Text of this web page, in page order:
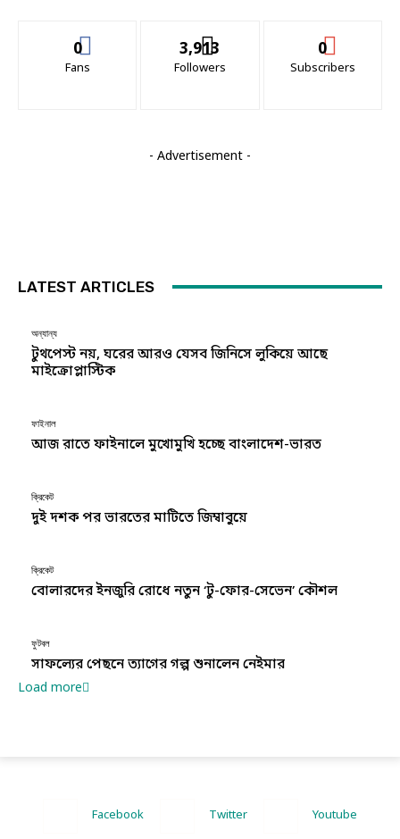
0
Fans
3,913
Followers
0
Subscribers
- Advertisement -
LATEST ARTICLES
অন্যান্য
টুথপেস্ট নয়, ঘরের আরও যেসব জিনিসে লুকিয়ে আছে
মাইক্রোপ্লাস্টিক
ফাইনাল
আজ রাতে ফাইনালে মুখোমুখি হচ্ছে বাংলাদেশ-ভারত
ক্রিকেট
দুই দশক পর ভারতের মাটিতে জিম্বাবুয়ে
ক্রিকেট
বোলারদের ইনজুরি রোধে নতুন ‘টু-ফোর-সেভেন’ কৌশল
ফুটবল
সাফল্যের পেছনে ত্যাগের গল্প শুনালেন নেইমার
Load more
Facebook Twitter Youtube